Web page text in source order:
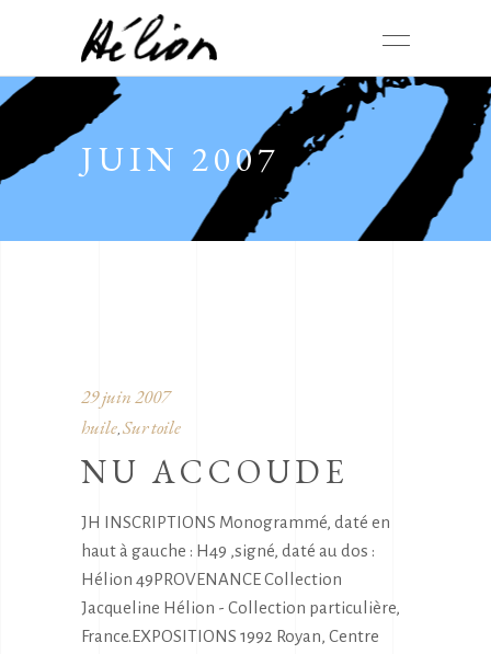
JUIN 2007
29 juin 2007
huile, Sur toile
NU ACCOUDE
JH INSCRIPTIONS Monogrammé, daté en
haut à gauche : H49 ,signé, daté au dos :
Hélion 49PROVENANCE Collection
Jacqueline Hélion - Collection particulière,
France.EXPOSITIONS 1992 Royan, Centre